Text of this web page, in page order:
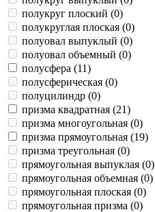
полукруг плоский (0)
полукруглая плоская (0)
полуовал выпуклый (0)
полуовал объемный (0)
полусфера (11)
полусферическая (0)
полуцилиндр (0)
призма квадратная (21)
призма многоугольная (0)
призма прямоугольная (19)
призма треугольная (0)
прямоугольная выпуклая (0)
прямоугольная объемная (0)
прямоугольная плоская (0)
прямоугольная призма (0)